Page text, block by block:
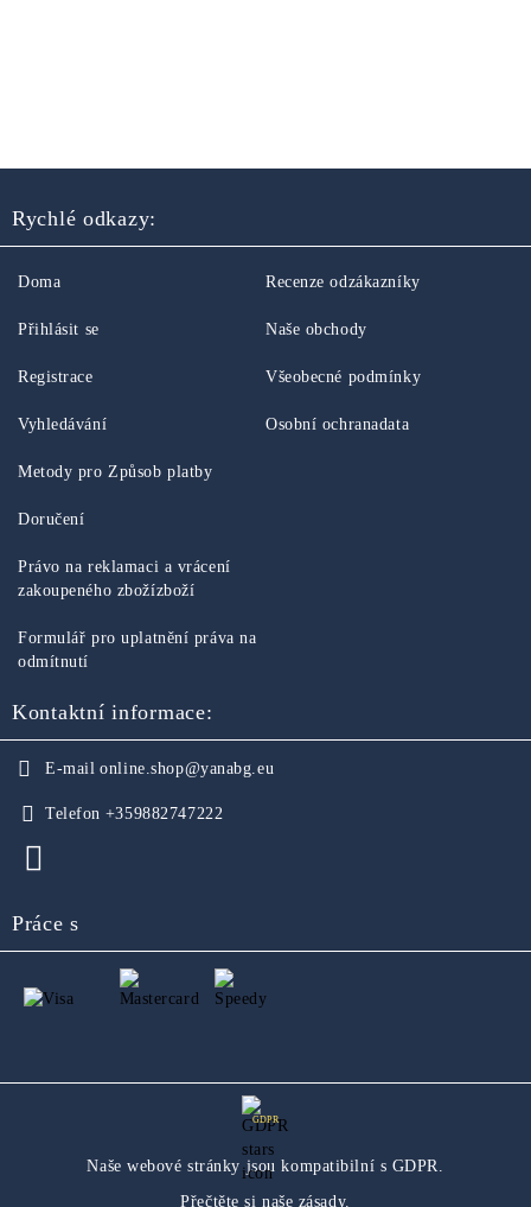
Rychlé odkazy:
Doma
Přihlásit se
Registrace
Vyhledávání
Recenze odzákazníky
Naše obchody
Všeobecné podmínky
Osobní ochranadata
Metody pro Způsob platby
Doručení
Právo na reklamaci a vrácení
zakoupeného zbožízboží
Formulář pro uplatnění práva na
odmítnutí
Kontaktní informace:
E-mail online.shop@yanabg.eu
Telefon +359882747222
Práce s
GDPR
Naše webové stránky jsou kompatibilní s GDPR.
Přečtěte si naše zásady.